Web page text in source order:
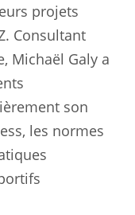
projets
Consultant
Michaël Galy a
son
les normes